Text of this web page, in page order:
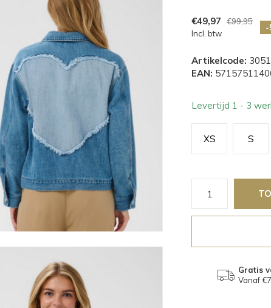
€49,97
€99,95
Incl. btw
-
Artikelcode:
EAN:
Levertijd 1 - 3
XS S
Gratis
Vanaf